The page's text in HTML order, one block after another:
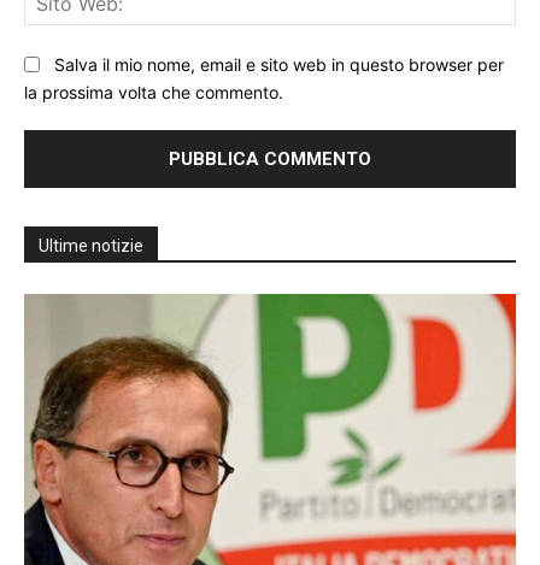
Salva il mio nome, email e sito web in questo browser per
la prossima volta che commento.
Ultime notizie